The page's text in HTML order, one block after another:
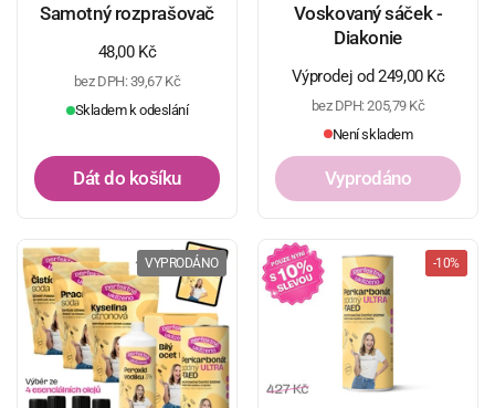
Samotný rozprašovač
Běžná cena
48,00 Kč
bez DPH: 39,67 Kč
Skladem k odeslání
Dát do košíku
Voskovaný sáček -
Diakonie
Běžná cena
Výprodej od 249,00 Kč
bez DPH: 205,79 Kč
Není skladem
Vyprodáno
VYPRODÁNO -10%